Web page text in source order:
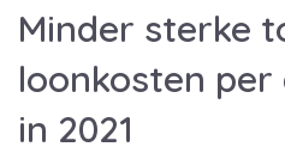
Minder sterke
loonkosten
in 2021